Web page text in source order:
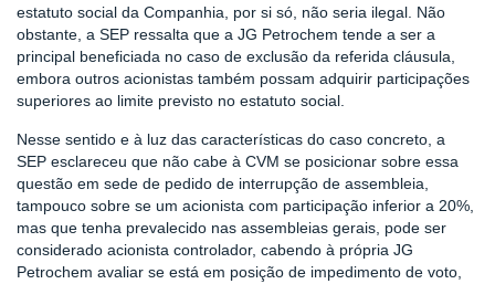
estatuto social da Companhia, por si só, não seria ilegal. Não
obstante, a SEP ressalta que a JG Petrochem tende a ser a
principal beneficiada no caso de exclusão da referida cláusula,
embora outros acionistas também possam adquirir participações
superiores ao limite previsto no estatuto social.
Nesse sentido e à luz das características do caso concreto, a
SEP esclareceu que não cabe à CVM se posicionar sobre essa
questão em sede de pedido de interrupção de assembleia,
tampouco sobre se um acionista com participação inferior a 20%,
mas que tenha prevalecido nas assembleias gerais, pode ser
considerado acionista controlador, cabendo à própria JG
Petrochem avaliar se está em posição de impedimento de voto,